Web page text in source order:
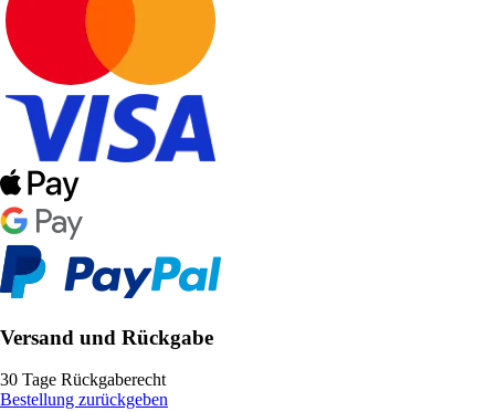
Versand und Rückgabe
30 Tage Rückgaberecht
Bestellung zurückgeben